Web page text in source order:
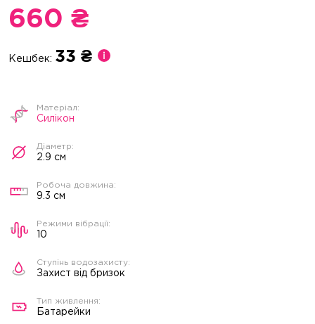
660 ₴
Кешбек: 33 ₴
Силікон
2.9 см
9.3 см
10
Захист від бризок
Батарейки